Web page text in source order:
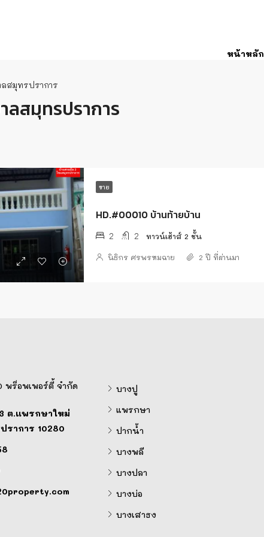
หน้าหลัก
ลสมุทรปราการ
ลสมุทรปราการ
ขาย
HD.#00010 บ้านท้ายบ้าน
2 2 ทาวน์เฮ้าส์ 2 ชั้น
นิธิกร ศรพรหมฉาย 2 ปี ที่ผ่านมา
พร็อพเพอร์ตี้ จำกัด
ต.แพรกษาใหม่
ราการ 10280
บางปู
แพรกษา
ปากน้ำ
บางพลี
บางปลา
บางบ่อ
บางเสาธง